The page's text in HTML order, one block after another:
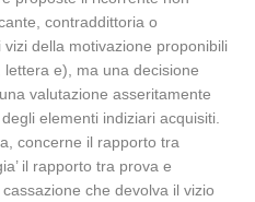
contraddittoria o
della motivazione proponibili
lettera e), ma una decisione
valutazione asseritamente
elementi indiziari acquisiti.
concerne il rapporto tra
il rapporto tra prova e
che devolva il vizio